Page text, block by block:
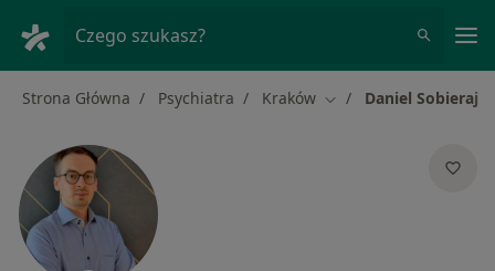
Czego szukasz?
Strona Główna Psychiatra Kraków Zmień miasto
Daniel Sobieraj